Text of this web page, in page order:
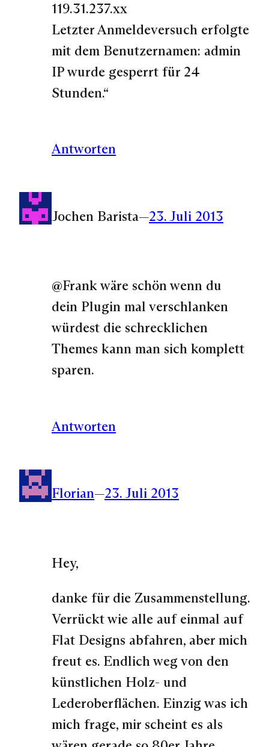
119.31.237.xx
Letzter Anmeldeversuch erfolgte
mit dem Benutzernamen: admin
IP wurde gesperrt für 24
Stunden.“
Antworten
Jochen Barista—23. Juli 2013
@Frank wäre schön wenn du
dein Plugin mal verschlanken
würdest die schrecklichen
Themes kann man sich komplett
sparen.
Antworten
Florian—23. Juli 2013
Hey,
danke für die Zusammenstellung.
Verrückt wie alle auf einmal auf
Flat Designs abfahren, aber mich
freut es. Endlich weg von den
künstlichen Holz- und
Lederoberflächen. Einzig was ich
mich frage, mir scheint es als